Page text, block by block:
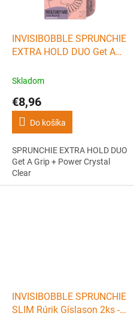
INVISIBOBBLE SPRUNCHIE
EXTRA HOLD DUO Get A
Skladom
€8,96
Do košíka
SPRUNCHIE EXTRA HOLD DUO
Get A Grip + Power Crystal
Clear
INVISIBOBBLE SPRUNCHIE
SLIM Rúrik Gíslason 2ks -